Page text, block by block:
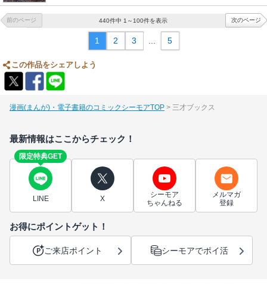
前のページ 440件中 1～100件を表示 次のページ
1 2 3 ... 5
この作品をシェアしよう
漫画(まんが)・電子書籍のコミックシーモアTOP 三才ブックス
最新情報はここからチェック！
限定特典GET
LINE X
シーモア
ちゃんねる
メルマガ
登録
お得にポイントゲット！
ご来店ポイント シーモアでポイ活